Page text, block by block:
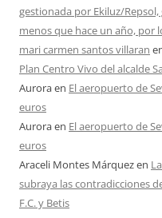
gestionada por Ekiluz/
menos que hace un año, por
mari carmen santos villaran
Plan Centro Vivo del alcalde
Auroraen El aeropuerto de
euros
Auroraen El aeropuerto de
euros
Araceli Montes Márquezen
subraya las contradicciones
F.C. y Betis